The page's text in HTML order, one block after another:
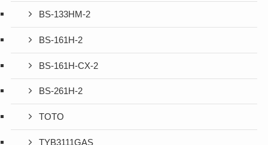
BS-133HM-2
BS-161H-2
BS-161H-CX-2
BS-261H-2
TOTO
TYB3111GAS